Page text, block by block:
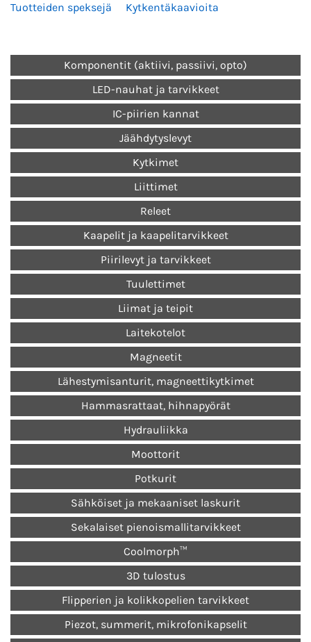
Tuotteiden speksejä Kytkentäkaavioita
Komponentit (aktiivi, passiivi, opto)
LED-nauhat ja tarvikkeet
IC-piirien kannat
Jäähdytyslevyt
Kytkimet
Liittimet
Releet
Kaapelit ja kaapelitarvikkeet
Piirilevyt ja tarvikkeet
Tuulettimet
Liimat ja teipit
Laitekotelot
Magneetit
Lähestymisanturit, magneettikytkimet
Hammasrattaat, hihnapyörät
Hydrauliikka
Moottorit
Potkurit
Sähköiset ja mekaaniset laskurit
Sekalaiset pienoismallitarvikkeet
Coolmorph™
3D tulostus
Flipperien ja kolikkopelien tarvikkeet
Piezot, summerit, mikrofonikapselit